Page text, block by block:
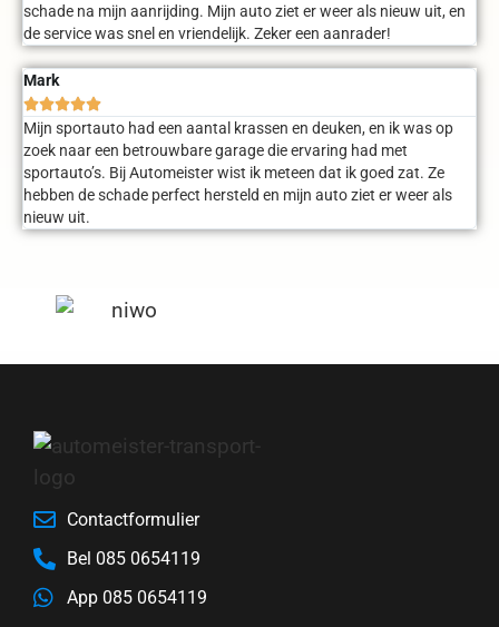
schade na mijn aanrijding. Mijn auto ziet er weer als nieuw uit, en
de service was snel en vriendelijk. Zeker een aanrader!
Mark

Mijn sportauto had een aantal krassen en deuken, en ik was op
zoek naar een betrouwbare garage die ervaring had met
sportauto’s. Bij Automeister wist ik meteen dat ik goed zat. Ze
hebben de schade perfect hersteld en mijn auto ziet er weer als
nieuw uit.
Contactformulier
Bel 085 0654119
App 085 0654119